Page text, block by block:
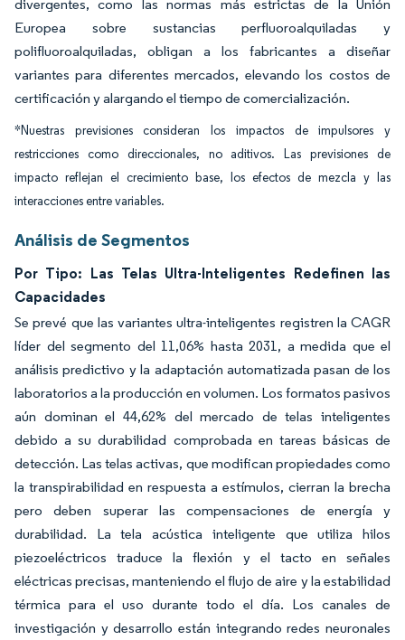
divergentes, como las normas más estrictas de la Unión
Europea sobre sustancias perfluoroalquiladas y
polifluoroalquiladas, obligan a los fabricantes a diseñar
variantes para diferentes mercados, elevando los costos de
certificación y alargando el tiempo de comercialización.
*Nuestras previsiones consideran los impactos de impulsores y
restricciones como direccionales, no aditivos. Las previsiones de
impacto reflejan el crecimiento base, los efectos de mezcla y las
interacciones entre variables.
Análisis de Segmentos
Por Tipo: Las Telas Ultra-Inteligentes Redefinen las
Capacidades
Se prevé que las variantes ultra-inteligentes registren la CAGR
líder del segmento del 11,06% hasta 2031, a medida que el
análisis predictivo y la adaptación automatizada pasan de los
laboratorios a la producción en volumen. Los formatos pasivos
aún dominan el 44,62% del mercado de telas inteligentes
debido a su durabilidad comprobada en tareas básicas de
detección. Las telas activas, que modifican propiedades como
la transpirabilidad en respuesta a estímulos, cierran la brecha
pero deben superar las compensaciones de energía y
durabilidad. La tela acústica inteligente que utiliza hilos
piezoeléctricos traduce la flexión y el tacto en señales
eléctricas precisas, manteniendo el flujo de aire y la estabilidad
térmica para el uso durante todo el día. Los canales de
investigación y desarrollo están integrando redes neuronales